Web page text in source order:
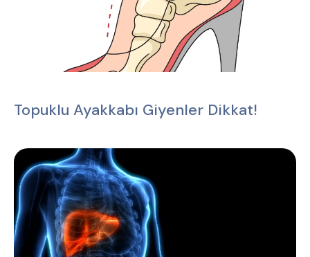
Topuklu Ayakkabı Giyenler Dikkat!